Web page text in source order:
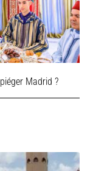
Madrid ?